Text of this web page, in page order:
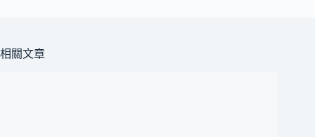
相關文章